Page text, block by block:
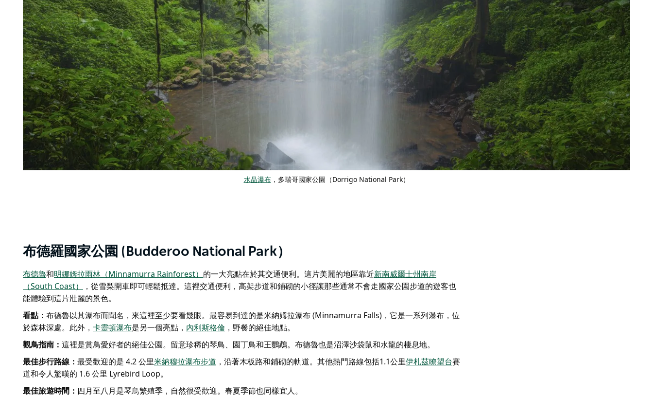
水晶瀑布，多瑞哥國家公園（Dorrigo National Park）
布德羅國家公園 (Budderoo National Park）
布德魯和明娜姆拉雨林（Minnamurra Rainforest） 的一大亮點在於其交通便利。這片美麗的地區靠近新南威爾士州南岸
（South Coast）
，從雪梨開車即可輕鬆抵達。這裡交通便利，高架步道和鋪砌的小徑讓那些通常不會走國家公園步道的遊客也
能體驗到這片壯麗的景色。
看點： 布德魯以其瀑布而聞名，來這裡至少要看幾眼。最容易到達的是米納姆拉瀑布 (Minnamurra Falls)，它是一系列瀑布，位
於森林深處。此外， 卡靈頓瀑布是另一個亮點， 內利斯格倫 ，野餐的絕佳地點。
觀鳥指南： 這裡是賞鳥愛好者的絕佳公園。留意珍稀的琴鳥、園丁鳥和王鸚鵡。布德魯也是沼澤沙袋鼠和水龍的棲息地。
最佳步行路線： 最受歡迎的是 4.2 公里米納穆拉瀑布步道 ，沿著木板路和鋪砌的軌道。其他熱門路線包括1.1公里伊札茲瞭望台賽
道和令人驚嘆的 1.6 公里 Lyrebird Loop。
最佳旅遊時間： 四月至八月是琴鳥繁殖季，自然很受歡迎。春夏季節也同樣宜人。